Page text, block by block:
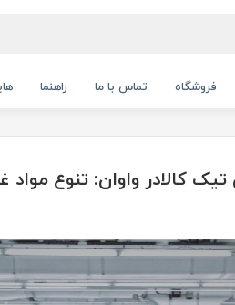
فروشگاه تماس با ما راهنما
کالادر واوان: تنوع